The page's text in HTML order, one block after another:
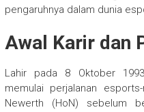
pengaruhnya dalam dunia
Awal Karir dan
Lahir pada 8 Oktober
memulai perjalanan
Newerth (HoN) sebelum